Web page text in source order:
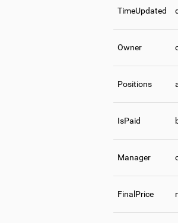
TimeUpdated
Owner
Positions
IsPaid
Manager
FinalPrice